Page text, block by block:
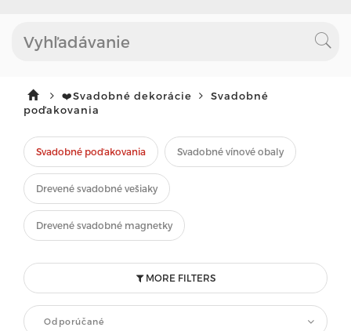
❤️Svadobné dekorácie
Svadobné
poďakovania
Svadobné poďakovania Svadobné vínové obaly
Drevené svadobné vešiaky
Drevené svadobné magnetky
MORE FILTERS
Odporúčané